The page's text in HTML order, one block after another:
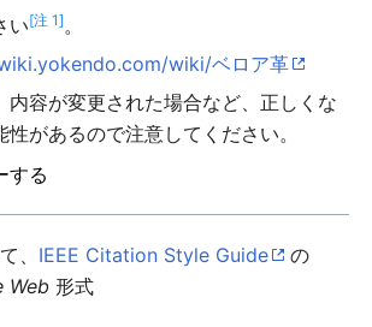
い[注 1]。
wiki/ベロア革
内容が変更された場合など、正しくな
があるので注意してください。
する
、 IEEE Citation Style Guide
の
Web 形式